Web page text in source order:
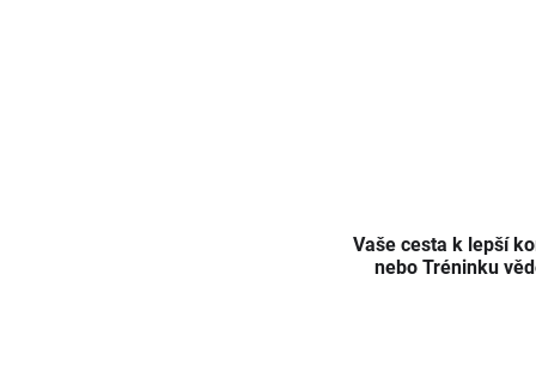
Vaše cesta k lepší
nebo Tréninku